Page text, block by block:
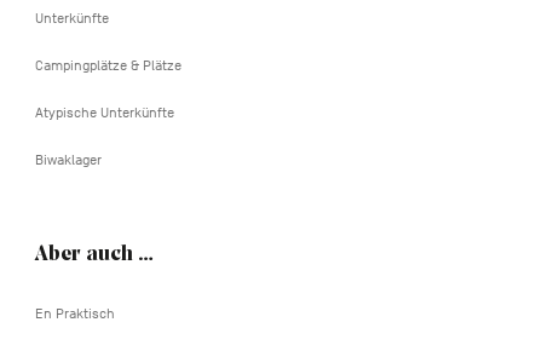
Unterkünfte
Campingplätze & Plätze
Atypische Unterkünfte
Biwaklager
Aber auch …
En Praktisch